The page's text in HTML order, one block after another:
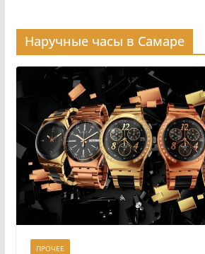
Наручные часы в Самаре
ПРОЧЕЕ